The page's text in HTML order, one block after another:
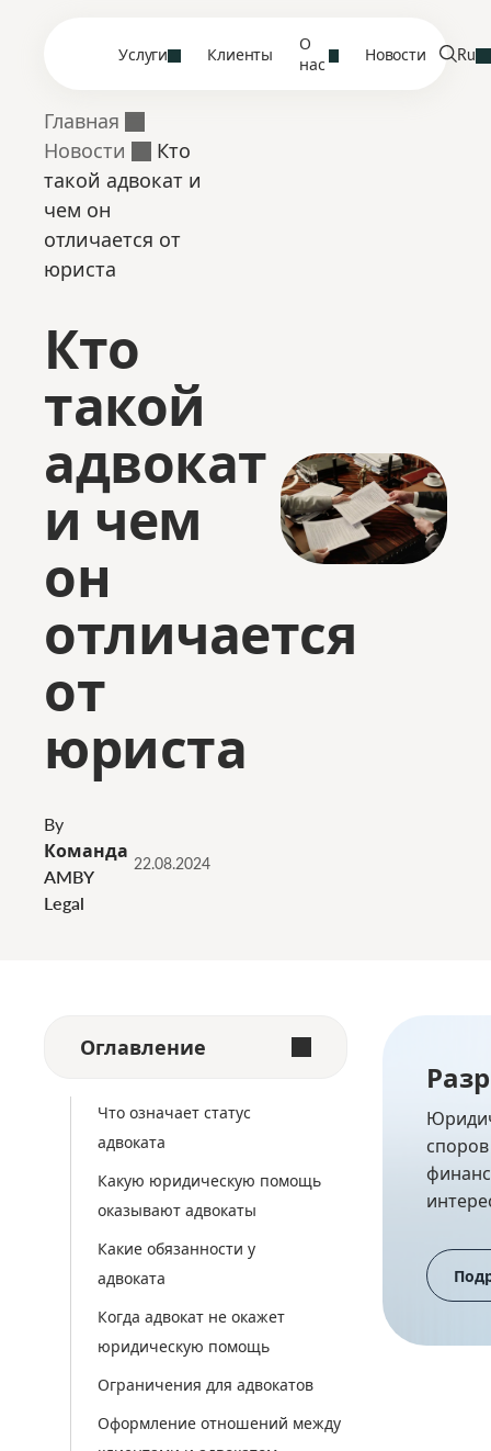
Услуги Клиенты
О
нас
Новости Ru
Главная
Новости
Кто
такой адвокат и
чем он
отличается от
юриста
Кто
такой
адвокат
и чем
он
отличается
от
юриста
By
Команда
AMBY
Legal
22.08.2024
Оглавление
Что означает статус
адвоката
Какую юридическую помощь
оказывают адвокаты
Какие обязанности у
адвоката
Когда адвокат не окажет
юридическую помощь
Ограничения для адвокатов
Оформление отношений между